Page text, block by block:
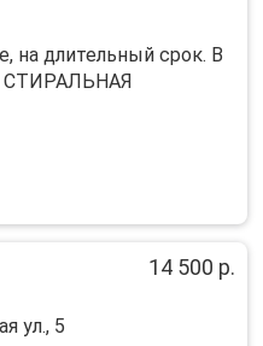
на длительный срок. В
СТИРАЛЬНАЯ
14 500 р.
ул., 5